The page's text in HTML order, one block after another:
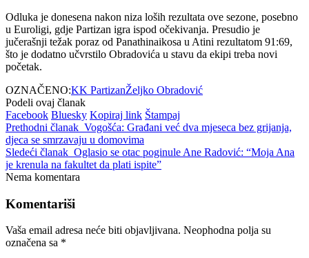
Odluka je donesena nakon niza loših rezultata ove sezone, posebno
u Euroligi, gdje Partizan igra ispod očekivanja. Presudio je
jučerašnji težak poraz od Panathinaikosa u Atini rezultatom 91:69,
što je dodatno učvrstilo Obradovića u stavu da ekipi treba novi
početak.
OZNAČENO:KK PartizanŽeljko Obradović
Podeli ovaj članak
Facebook Bluesky Kopiraj link Štampaj
Prethodni članak Vogošća: Građani već dva mjeseca bez grijanja,
djeca se smrzavaju u domovima
Sledeći članak Oglasio se otac poginule Ane Radović: “Moja Ana
je krenula na fakultet da plati ispite”
Nema komentara
Komentariši
Vaša email adresa neće biti objavljivana. Neophodna polja su
označena sa *